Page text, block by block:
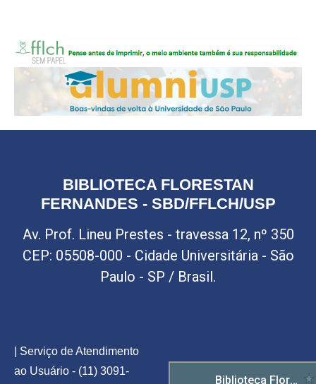
BIBLIOTECA FLORESTAN
FERNANDES - SBD/FFLCH/USP
Av. Prof. Lineu Prestes - travessa 12, nº 350
CEP: 05508-000 - Cidade Universitária - São
Paulo - SP / Brasil.
| Serviço de Atendimento
ao Usuário - (11) 3091-